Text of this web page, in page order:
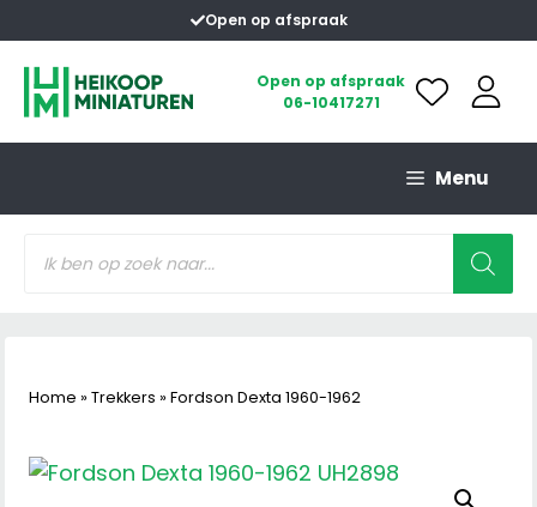
naar
inhoud
Open op afspraak
Open op afspraak
06-10417271
Menu
zoeken
Home » Trekkers » Fordson Dexta 1960-1962